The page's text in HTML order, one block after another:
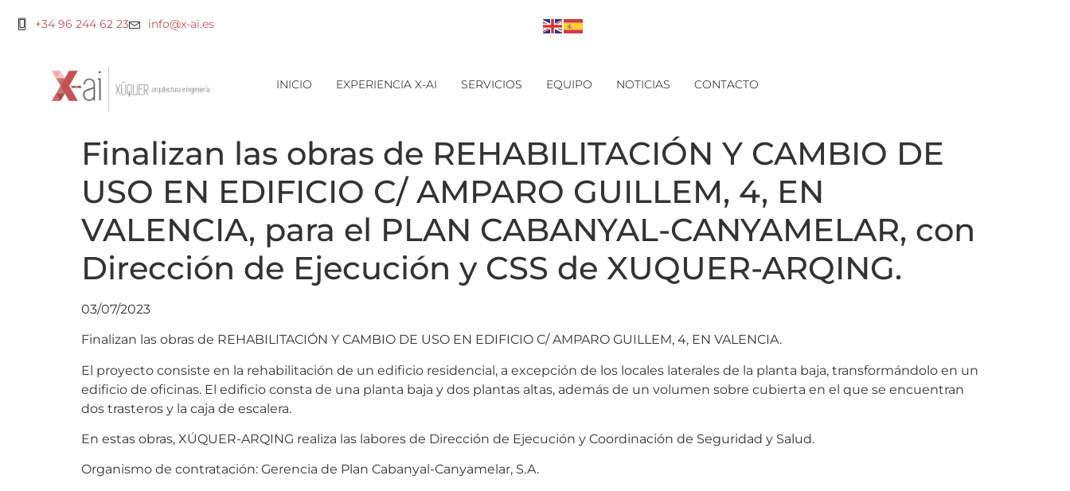
+34 96 244 62 23 info@x-ai.es
INICIO EXPERIENCIA X-AI SERVICIOS EQUIPO NOTICIAS CONTACTO
Finalizan las obras de REHABILITACIÓN Y CAMBIO DE
USO EN EDIFICIO C/ AMPARO GUILLEM, 4, EN
VALENCIA, para el PLAN CABANYAL-CANYAMELAR, con
Dirección de Ejecución y CSS de XUQUER-ARQING.
03/07/2023
Finalizan las obras de REHABILITACIÓN Y CAMBIO DE USO EN EDIFICIO C/ AMPARO GUILLEM, 4, EN VALENCIA.
El proyecto consiste en la rehabilitación de un edificio residencial, a excepción de los locales laterales de la planta baja, transformándolo en un
edificio de oficinas. El edificio consta de una planta baja y dos plantas altas, además de un volumen sobre cubierta en el que se encuentran
dos trasteros y la caja de escalera.
En estas obras, XÚQUER-ARQING realiza las labores de Dirección de Ejecución y Coordinación de Seguridad y Salud.
Organismo de contratación: Gerencia de Plan Cabanyal-Canyamelar, S.A.